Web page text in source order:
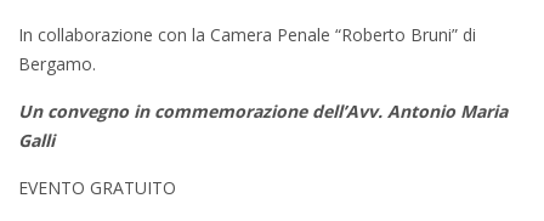
In collaborazione con la Camera Penale “Roberto Bruni” di
Bergamo.
Un convegno in commemorazione dell’Avv. Antonio Maria
Galli
EVENTO GRATUITO